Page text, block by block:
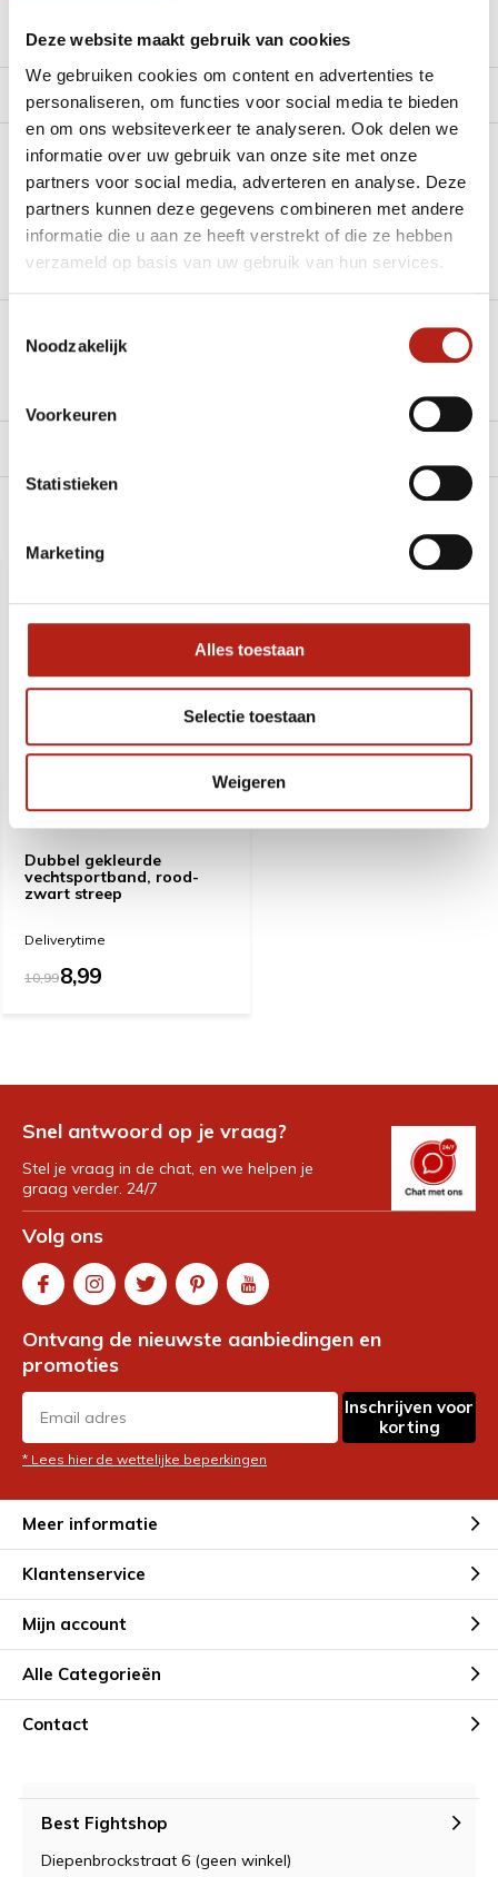
Deze website maakt gebruik van cookies
We gebruiken cookies om content en advertenties te
personaliseren, om functies voor social media te bieden
en om ons websiteverkeer te analyseren. Ook delen we
informatie over uw gebruik van onze site met onze
partners voor social media, adverteren en analyse. Deze
partners kunnen deze gegevens combineren met andere
informatie die u aan ze heeft verstrekt of die ze hebben
verzameld op basis van uw gebruik van hun services.
Noodzakelijk
Voorkeuren
Statistieken
Marketing
Alles toestaan
Selectie toestaan
Weigeren
Productomschrijving
Product tags
Heb je een vraag over dit product?
Stel je vraag in de Chat voor een snel antwoord 24/7
Groot aantal nodig?
Klik hier om een offerte aan te vragen
Dubbel gekleurde
vechtsportband, rood-
zwart streep
Deliverytime
10,998,99
Snel antwoord op je vraag?
Stel je vraag in de chat, en we helpen je
graag verder. 24/7
Volg ons
Ontvang de nieuwste aanbiedingen en
promoties
Inschrijven voor
korting
* Lees hier de wettelijke beperkingen
Meer informatie
Klantenservice
Mijn account
Alle Categorieën
Contact
Best Fightshop
Diepenbrockstraat 6 (geen winkel)